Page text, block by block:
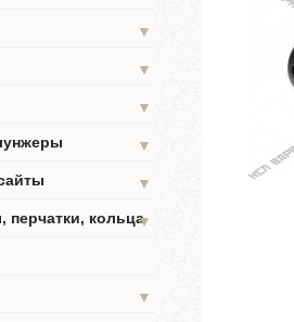
▼
▼
▼
▼
▼
перчатки, кольца▼
▼